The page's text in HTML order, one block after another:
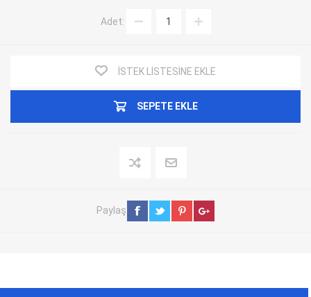
Adet:
İSTEK LISTESINE EKLE
SEPETE EKLE
Paylaş